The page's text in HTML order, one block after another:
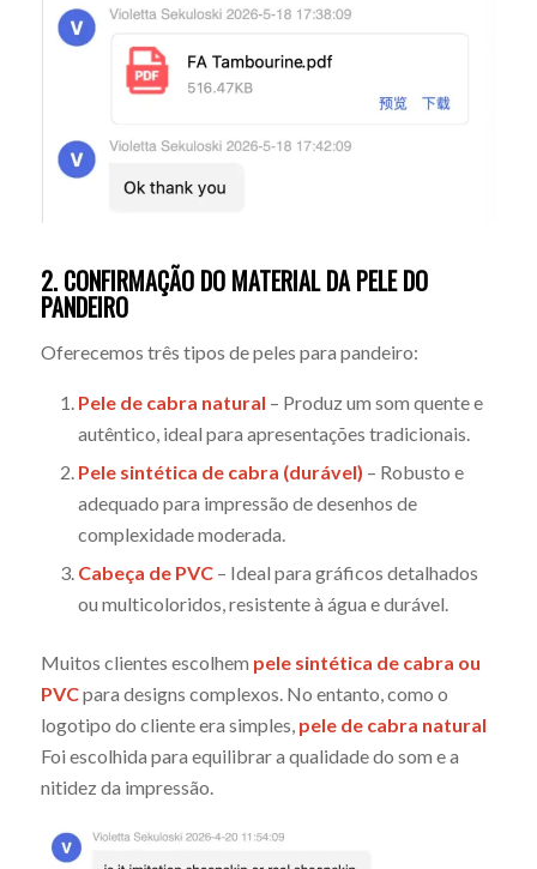
2. CONFIRMAÇÃO DO MATERIAL DA PELE DO
PANDEIRO
Oferecemos três tipos de peles para pandeiro:
Pele de cabra natural – Produz um som quente e
autêntico, ideal para apresentações tradicionais.
Pele sintética de cabra (durável) – Robusto e
adequado para impressão de desenhos de
complexidade moderada.
Cabeça de PVC– Ideal para gráficos detalhados
ou multicoloridos, resistente à água e durável.
Muitos clientes escolhem pele sintética de cabra ou
PVCpara designs complexos. No entanto, como o
logotipo do cliente era simples, pele de cabra natural
Foi escolhida para equilibrar a qualidade do som e a
nitidez da impressão.